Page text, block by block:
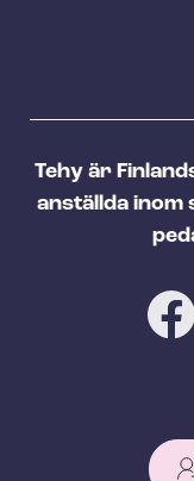
Tehy är
anställda inom